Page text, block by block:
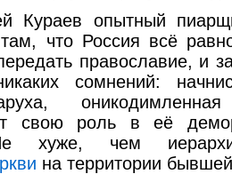
Кураев опытный
что Россия всё
православие, и
сомнений:
свою роль в её
Не хуже, чем
на территории